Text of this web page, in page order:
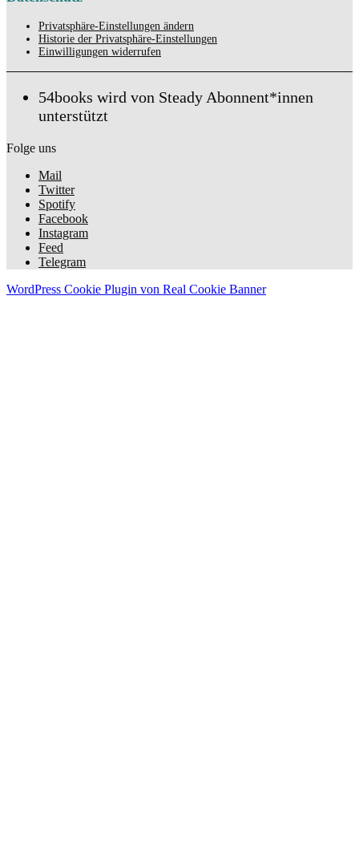
Privatsphäre-Einstellungen ändern
Historie der Privatsphäre-Einstellungen
Einwilligungen widerrufen
54books wird von Steady Abonnent*innen
unterstützt
Folge uns
Mail
Twitter
Spotify
Facebook
Instagram
Feed
Telegram
WordPress Cookie Plugin von Real Cookie Banner